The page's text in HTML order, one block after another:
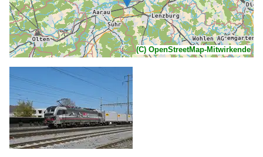
(C) OpenStreetMap-Mitwirkende